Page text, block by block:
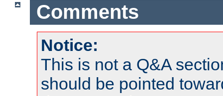
Comments
Notice:
This is not a Q&A
should be pointed